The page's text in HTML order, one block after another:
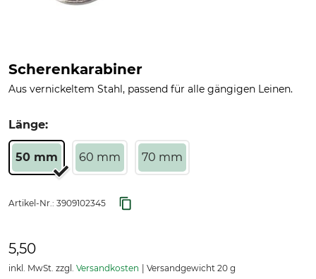
Scherenkarabiner
Aus vernickeltem Stahl, passend für alle gängigen Leinen.
Länge:
50 mm 60 mm 70 mm
Artikel-Nr.: 3909102345
5,50
inkl. MwSt. zzgl. Versandkosten Versandgewicht 20 g